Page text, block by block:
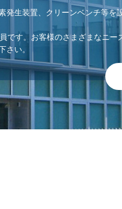
発生装置、クリーンベンチ等を
す。お客様のさまざまなニー
さい。